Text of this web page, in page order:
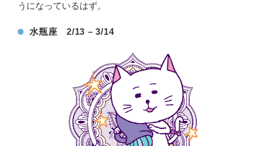
うになっているはず。
水瓶座 2/13 – 3/14